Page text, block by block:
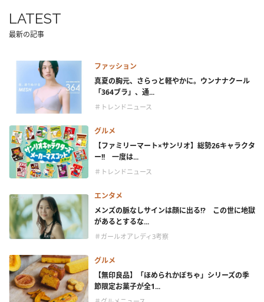
LATEST
最新の記事
ファッション
真夏の胸元、さらっと軽やかに。ウンナナクール
「364ブラ」、通...
＃トレンドニュース
グルメ
【ファミリーマート×サンリオ】総勢26キャラクタ
ー!! 一度は...
＃トレンドニュース
エンタメ
メンズの脈なしサインは顔に出る!? この世に地獄
があるとするな...
＃ガールオアレディ3考察
グルメ
【無印良品】「ほめられかぼちゃ」シリーズの季
節限定お菓子が全1...